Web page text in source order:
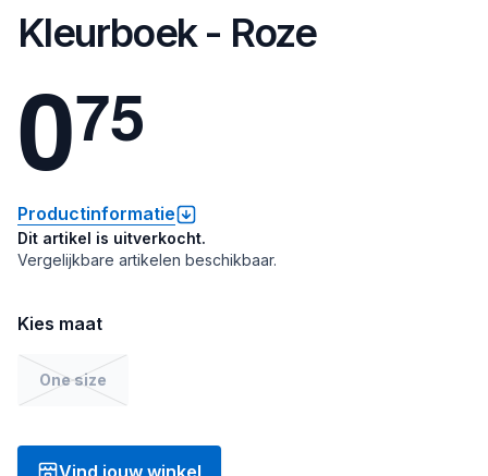
Kleurboek - Roze
075
Productinformatie
Dit artikel is uitverkocht.
Vergelijkbare artikelen beschikbaar.
Kies maat
One size
Vind jouw winkel